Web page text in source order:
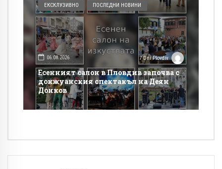
ЕКСКЛУЗИВНО ПОСЛЕДНИ НОВИНИ
06.08.2026 7 Dni Plovdiv
Есенният салон в Пловдив започва с
донжуанския спектакъл на Деян
Донков